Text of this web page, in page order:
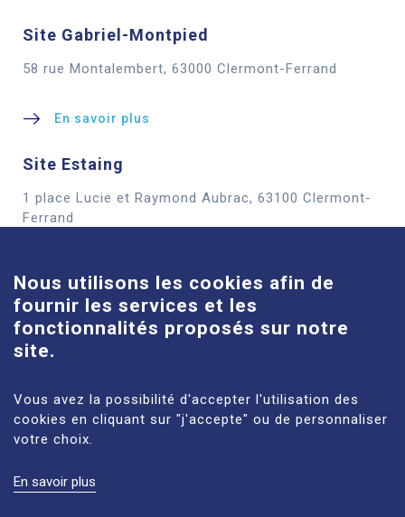
Site Gabriel-Montpied
58 rue Montalembert, 63000 Clermont-Ferrand
En savoir plus
Site Estaing
1 place Lucie et Raymond Aubrac, 63100 Clermont-
Ferrand
Site Louise-Michel
61 route de Châteaugay, 63118 Cébazat
En savoir plus
MENTIONS LÉGALES
Nous utilisons les cookies afin de
fournir les services et les
fonctionnalités proposés sur notre
site.
Vous avez la possibilité d'accepter l'utilisation des
cookies en cliquant sur "j'accepte" ou de personnaliser
votre choix.
En savoir plus